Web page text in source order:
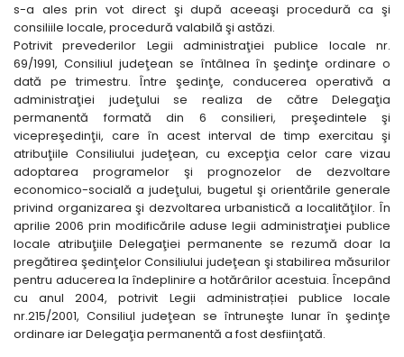
s-a ales prin vot direct şi după aceeaşi procedură ca şi
consiliile locale, procedură valabilă şi astăzi.
Potrivit prevederilor Legii administraţiei publice locale nr.
69/1991, Consiliul judeţean se întâlnea în şedinţe ordinare o
dată pe trimestru. Între şedinţe, conducerea operativă a
administraţiei judeţului se realiza de către Delegaţia
permanentă formată din 6 consilieri, preşedintele şi
vicepreşedinţii, care în acest interval de timp exercitau şi
atribuţiile Consiliului judeţean, cu excepţia celor care vizau
adoptarea programelor şi prognozelor de dezvoltare
economico-socială a judeţului, bugetul şi orientările generale
privind organizarea şi dezvoltarea urbanistică a localităţilor. În
aprilie 2006 prin modificările aduse legii administraţiei publice
locale atribuţiile Delegaţiei permanente se rezumă doar la
pregătirea şedinţelor Consiliului judeţean şi stabilirea măsurilor
pentru aducerea la îndeplinire a hotărârilor acestuia. Începând
cu anul 2004, potrivit Legii administrației publice locale
nr.215/2001, Consiliul judeţean se întruneşte lunar în şedinţe
ordinare iar Delegaţia permanentă a fost desfiinţată.